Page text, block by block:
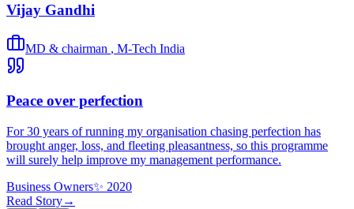
Vijay Gandhi
MD & chairman , M-Tech India
Peace over perfection
For 30 years of running my organisation chasing perfection has
brought anger, loss, and fleeting pleasantness, so this programme
will surely help improve my management performance.
Business Owners✨ 2020
Read Story→